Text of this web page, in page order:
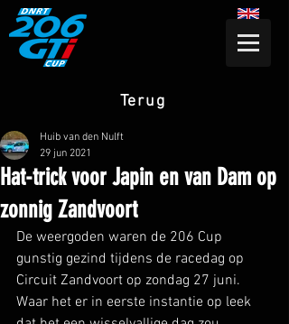
Terug
Hat-trick voor Japin en van Dam op
zonnig Zandvoort
Huib van den Nulft
29 jun 2021
De weergoden waren de 206 Cup
gunstig gezind tijdens de racedag op
Circuit Zandvoort op zondag 27 juni.
Waar het er in eerste instantie op leek